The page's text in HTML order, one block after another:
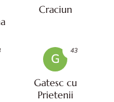
Craciun
G
Gatesc cu
Prietenii
43